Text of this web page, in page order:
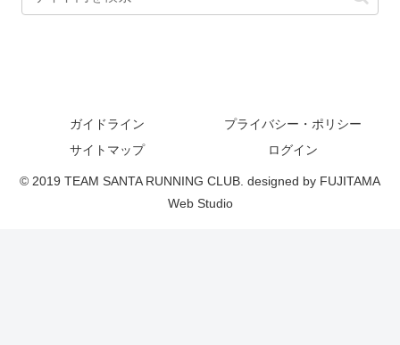
ガイドライン
プライバシー・ポリシー
サイトマップ
ログイン
© 2019 TEAM SANTA RUNNING CLUB. designed by FUJITAMA
Web Studio